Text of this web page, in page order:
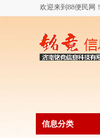
欢迎来到88便民网！
信息分类